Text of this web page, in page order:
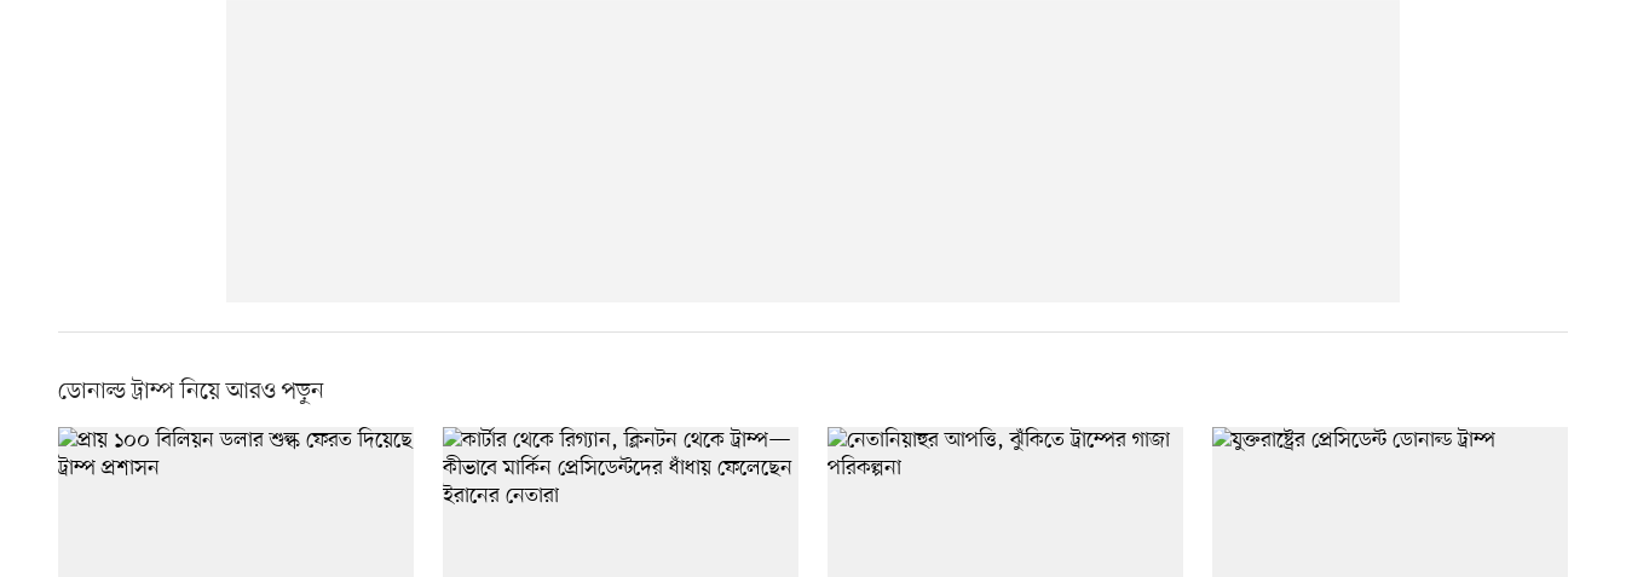
ডোনাল্ড ট্রাম্প নিয়ে আরও পড়ুন